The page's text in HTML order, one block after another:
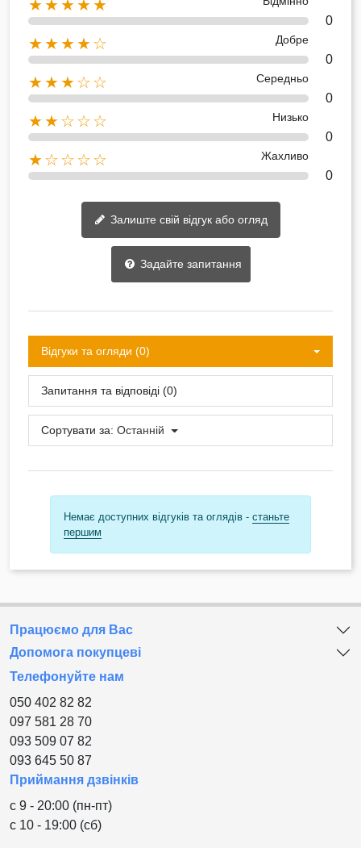
★★★★★
0
★★★★☆ Добре
0
★★★☆☆ Середньо
0
★★☆☆☆ Низько
0
★☆☆☆☆ Жахливо
0
Залиште свій відгук або огляд
Задайте запитання
Відгуки та огляди (0)
Запитання та відповіді (0)
Сортувати за: Останній
Немає доступних відгуків та оглядів - станьте
першим
Працюємо для Вас
Допомога покупцеві
Телефонуйте нам
050 402 82 82
097 581 28 70
093 509 07 82
093 645 50 87
Приймання дзвінків
с 9 - 20:00 (пн-пт)
с 10 - 19:00 (сб)